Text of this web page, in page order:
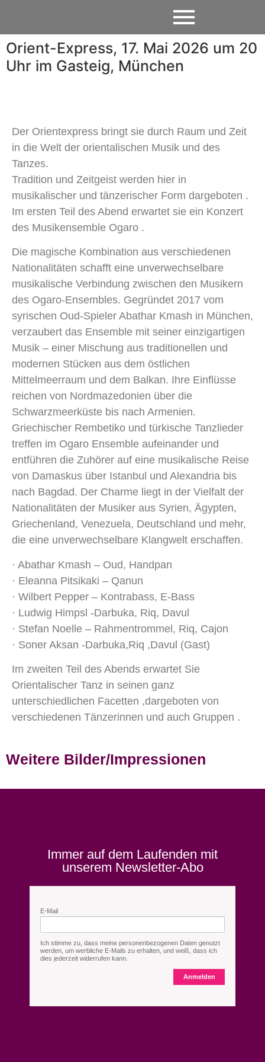
Orient-Express, 17. Mai 2026 um 20
Uhr im Gasteig, München
Der Orientexpress bringt sie durch Raum und Zeit
in die Welt der orientalischen Musik und des
Tanzes.
Tradition und Zeitgeist werden hier in
musikalischer und tänzerischer Form dargeboten .
Im ersten Teil des Abend erwartet sie ein Konzert
des Musikensemble Ogaro .
Die magische Kombination aus verschiedenen
Nationalitäten schafft eine unverwechselbare
musikalische Verbindung zwischen den Musikern
des Ogaro-Ensembles. Gegründet 2017 vom
syrischen Oud-Spieler Abathar Kmash in München,
verzaubert das Ensemble mit seiner einzigartigen
Musik – einer Mischung aus traditionellen und
modernen Stücken aus dem östlichen
Mittelmeerraum und dem Balkan. Ihre Einflüsse
reichen von Nordmazedonien über die
Schwarzmeerküste bis nach Armenien.
Griechischer Rembetiko und türkische Tanzlieder
treffen im Ogaro Ensemble aufeinander und
entführen die Zuhörer auf eine musikalische Reise
von Damaskus über Istanbul und Alexandria bis
nach Bagdad. Der Charme liegt in der Vielfalt der
Nationalitäten der Musiker aus Syrien, Ägypten,
Griechenland, Venezuela, Deutschland und mehr,
die eine unverwechselbare Klangwelt erschaffen.
· Abathar Kmash – Oud, Handpan
· Eleanna Pitsikaki – Qanun
· Wilbert Pepper – Kontrabass, E-Bass
· Ludwig Himpsl -Darbuka, Riq, Davul
· Stefan Noelle – Rahmentrommel, Riq, Cajon
· Soner Aksan -Darbuka,Riq ,Davul (Gast)
Im zweiten Teil des Abends erwartet Sie
Orientalischer Tanz in seinen ganz
unterschiedlichen Facetten ,dargeboten von
verschiedenen Tänzerinnen und auch Gruppen .
Weitere Bilder/Impressionen
Immer auf dem Laufenden mit
unserem Newsletter-Abo
E-Mail
Ich stimme zu, dass meine personenbezogenen Daten genutzt
werden, um werbliche E-Mails zu erhalten, und weiß, dass ich
dies jederzeit widerrufen kann.
Anmelden